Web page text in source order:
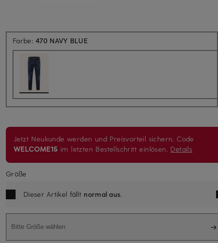
Farbe:470 NAVY BLUE
Jetzt Neukunde werden und Preisvorteil sichern. Code
WELCOME15 im letzten Bestellschritt einlösen. Details
Größe
Dieser Artikel fällt normal aus.
Bitte Größe wählen